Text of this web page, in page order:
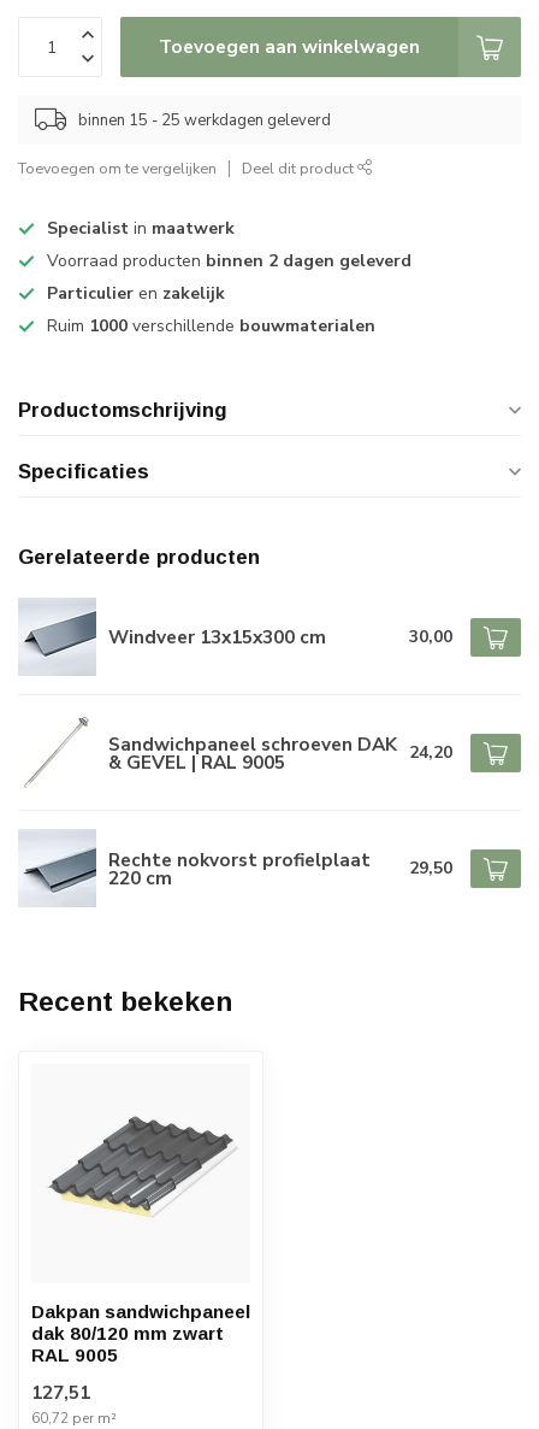
Toevoegen aan winkelwagen
binnen 15 - 25 werkdagen geleverd
Toevoegen om te vergelijken Deel dit product
Specialist in maatwerk
Voorraad producten binnen 2 dagen geleverd
Particulier en zakelijk
Ruim 1000 verschillende bouwmaterialen
Productomschrijving
Specificaties
Gerelateerde producten
Windveer 13x15x300 cm 30,00
Sandwichpaneel schroeven DAK
& GEVEL | RAL 9005 24,20
Rechte nokvorst profielplaat
220 cm 29,50
Recent bekeken
Dakpan sandwichpaneel
dak 80/120 mm zwart
RAL 9005
127,51
60,72 per m²